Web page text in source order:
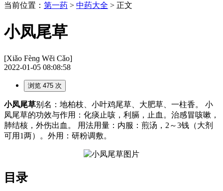
当前位置： 第一药 > 中药大全 > 正文
小凤尾草
[Xiǎo Fènɡ Wěi Cǎo]
2022-01-05 08:08:58
浏览 475 次
小凤尾草别名：地柏枝、小叶鸡尾草、大肥草、一柱香。 小
凤尾草的功效与作用：化痰止咳，利膈，止血。治感冒咳嗽，
肺结核，外伤出血。 用法用量：内服：煎汤，2～3钱（大剂
可用1两）。外用：研粉调敷。
目录